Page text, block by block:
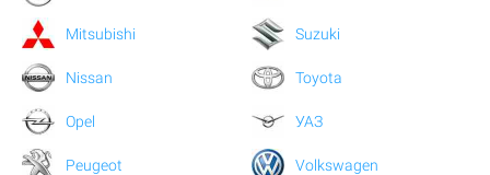
Mitsubishi
Nissan
Opel
Peugeot
Suzuki
Toyota
УАЗ
Volkswagen